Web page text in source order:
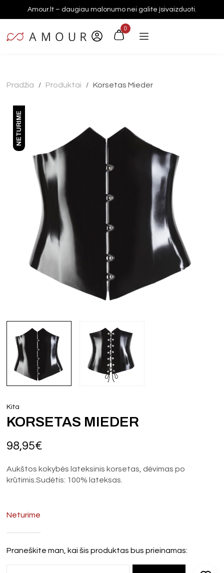
Amour.lt – daugiau malonumo nei galite įsivaizduoti.
0
Pradžia / Produktai / Korsetas Mieder
NETURIME
Kita
KORSETAS MIEDER
98,95€
Aukštos kokybės lateksinis korsetas, dėvimas po
krūtimis.Sudėtis: 100% lateksas.
Neturime
Praneškite man, kai šis produktas bus prieinamas: